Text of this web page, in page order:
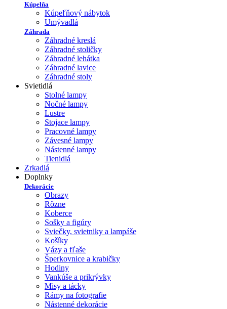
Kúpelňa
Kúpeľňový nábytok
Umývadlá
Záhrada
Záhradné kreslá
Záhradné stoličky
Záhradné lehátka
Záhradné lavice
Záhradné stoly
Svietidlá
Stolné lampy
Nočné lampy
Lustre
Stojace lampy
Pracovné lampy
Závesné lampy
Nástenné lampy
Tienidlá
Zrkadlá
Doplnky
Dekorácie
Obrazy
Rôzne
Koberce
Sošky a figúry
Sviečky, svietniky a lampáše
Košíky
Vázy a fľaše
Šperkovnice a krabičky
Hodiny
Vankúše a prikrývky
Misy a tácky
Rámy na fotografie
Nástenné dekorácie